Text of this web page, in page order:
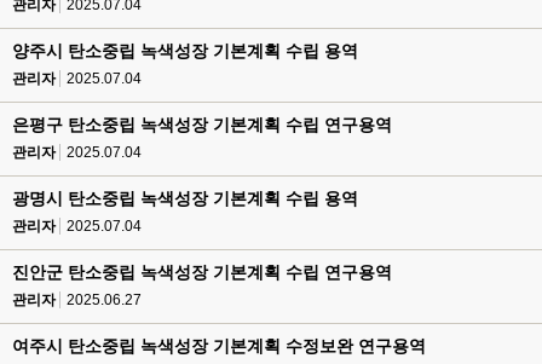
관리자 2025.07.04
양주시 탄소중립 녹색성장 기본계획 수립 용역
관리자 2025.07.04
은평구 탄소중립 녹색성장 기본계획 수립 연구용역
관리자 2025.07.04
광명시 탄소중립 녹색성장 기본계획 수립 용역
관리자 2025.07.04
진안군 탄소중립 녹색성장 기본계획 수립 연구용역
관리자 2025.06.27
여주시 탄소중립 녹색성장 기본계획 수정보완 연구용역